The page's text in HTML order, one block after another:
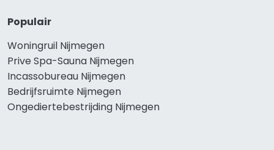
Populair
Woningruil Nijmegen
Prive Spa-Sauna Nijmegen
Incassobureau Nijmegen
Bedrijfsruimte Nijmegen
Ongediertebestrijding Nijmegen